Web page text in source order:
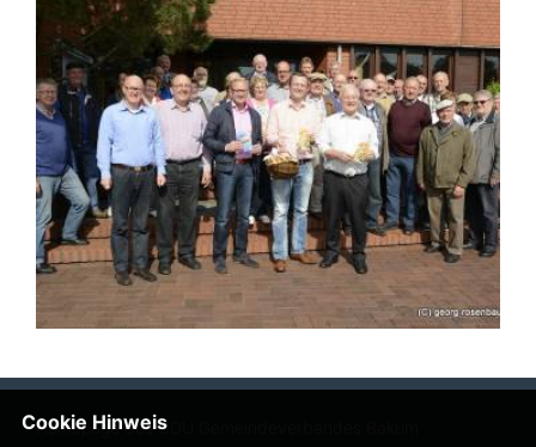
Homepage des CDU Gemeindeverbandes Bakum
Cookie Hinweis